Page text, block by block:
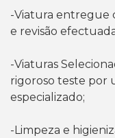
-Viatura entregue
e revisão
-Viaturas
rigoroso teste por
especializado;
-Limpeza e